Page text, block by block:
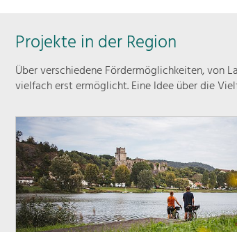
Projekte in der Region
Über verschiedene Fördermöglichkeiten, von
vielfach erst ermöglicht. Eine Idee über die